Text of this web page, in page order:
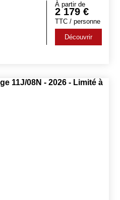
À partir de
2 179 €
TTC / personne
Découvrir